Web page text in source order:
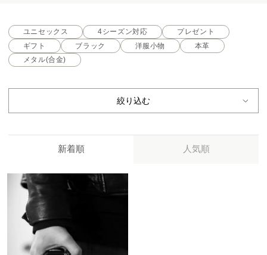
ユニセックス 4シーズン対応
プレゼント
ギフト
ブラック 洋服小物
本革
メタル(合金)
絞り込む
新着順 人気順